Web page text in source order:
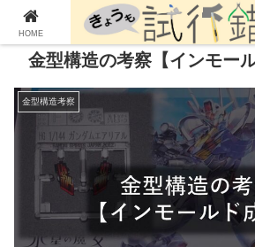
金型構造の考察【インモール
金型構造考察
HOME